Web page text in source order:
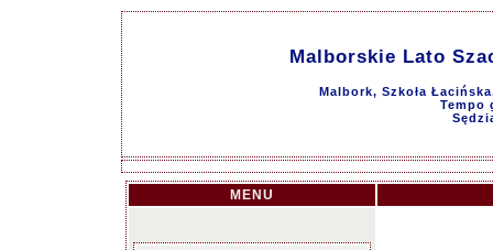
Malborskie Lato
Malbork, Szkoła
Tempo
MENU